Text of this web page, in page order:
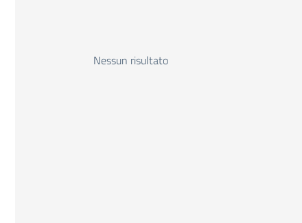
Nessun risultato